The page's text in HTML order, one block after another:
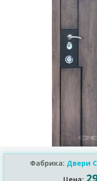
Фабрика: Двери